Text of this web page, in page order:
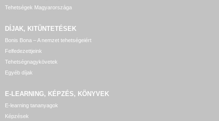
Tehetségek Magyarországa
DÍJAK, KITÜNTETÉSEK
Bonis Bona – A nemzet tehetségeiért
Felfedezettjeink
Tehetségnagykövetek
Egyéb díjak
E-LEARNING, KÉPZÉS, KÖNYVEK
E-learning tananyagok
Képzések